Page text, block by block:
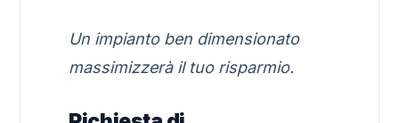
Un impianto ben dimensionato
massimizzerà il tuo risparmio.